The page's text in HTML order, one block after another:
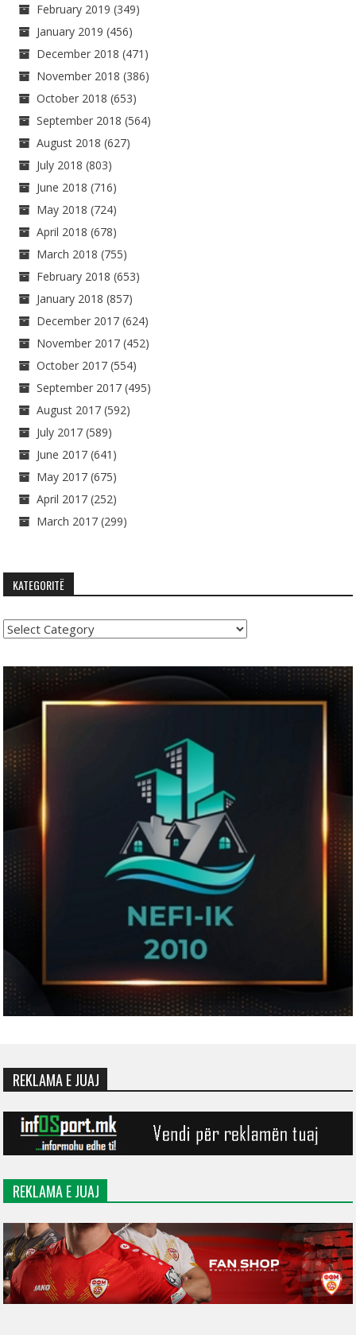
February 2019 (349)
January 2019 (456)
December 2018 (471)
November 2018 (386)
October 2018 (653)
September 2018 (564)
August 2018 (627)
July 2018 (803)
June 2018 (716)
May 2018 (724)
April 2018 (678)
March 2018 (755)
February 2018 (653)
January 2018 (857)
December 2017 (624)
November 2017 (452)
October 2017 (554)
September 2017 (495)
August 2017 (592)
July 2017 (589)
June 2017 (641)
May 2017 (675)
April 2017 (252)
March 2017 (299)
KATEGORITË
Kategoritë
REKLAMA E JUAJ
REKLAMA E JUAJ